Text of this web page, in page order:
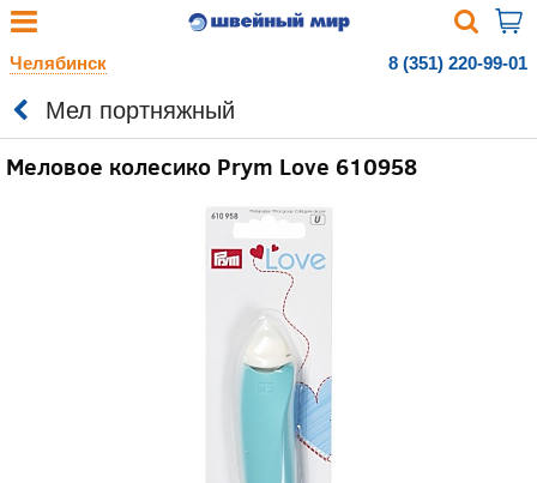
Челябинск 8 (351) 220-99-01
Мел портняжный
Меловое колесико Prym Love 610958